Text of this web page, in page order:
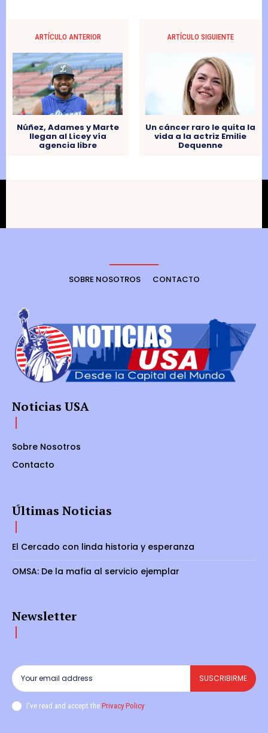
ARTÍCULO ANTERIOR
Núñez, Adames y Marte
llegan al Licey vía
agencia libre
ARTÍCULO SIGUIENTE
Un cáncer raro le quita la
vida a la actriz Emilie
Dequenne
SOBRE NOSOTROS CONTACTO
Noticias USA
Sobre Nosotros
Contacto
Últimas Noticias
El Cercado con linda historia y esperanza
OMSA: De la mafia al servicio ejemplar
Newsletter
SUSCRIBIRME
I've read and accept the Privacy Policy.